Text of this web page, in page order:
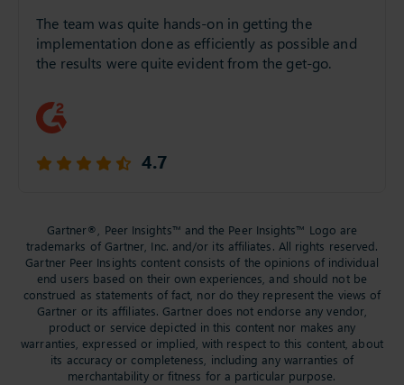
The team was quite hands-on in getting the
implementation done as efficiently as possible and
the results were quite evident from the get-go.
4.7
Gartner®, Peer Insights™ and the Peer Insights™ Logo are
trademarks of Gartner, Inc. and/or its affiliates. All rights reserved.
Gartner Peer Insights content consists of the opinions of individual
end users based on their own experiences, and should not be
construed as statements of fact, nor do they represent the views of
Gartner or its affiliates. Gartner does not endorse any vendor,
product or service depicted in this content nor makes any
warranties, expressed or implied, with respect to this content, about
its accuracy or completeness, including any warranties of
merchantability or fitness for a particular purpose.